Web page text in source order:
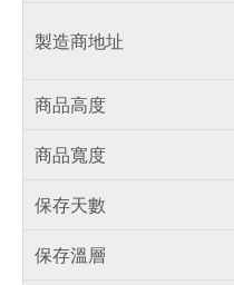
製造商地址
商品高度
商品寬度
保存天數
保存溫層